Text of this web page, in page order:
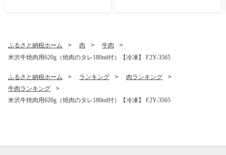
ふるさと納税ホーム 肉
牛肉
米沢牛焼肉用620g（焼肉のタレ180ml付）【冷凍】 F2Y-3565
ふるさと納税ホーム ランキング
肉ランキング
牛肉ランキング
米沢牛焼肉用620g（焼肉のタレ180ml付）【冷凍】 F2Y-3565